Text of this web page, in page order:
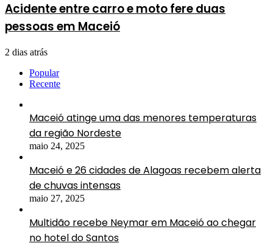
Acidente entre carro e moto fere duas
pessoas em Maceió
2 dias atrás
Popular
Recente
Maceió atinge uma das menores temperaturas
da região Nordeste
maio 24, 2025
Maceió e 26 cidades de Alagoas recebem alerta
de chuvas intensas
maio 27, 2025
Multidão recebe Neymar em Maceió ao chegar
no hotel do Santos